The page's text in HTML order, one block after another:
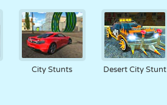
City Stunts Desert City Stunt